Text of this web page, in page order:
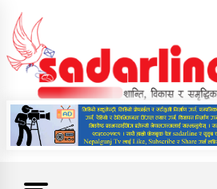
content
News For Nepal